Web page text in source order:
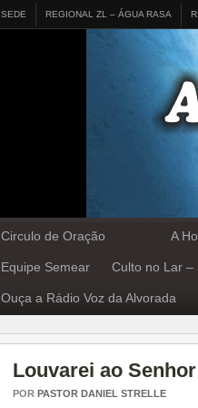
SEDE REGIONAL ZL – ÁGUA RASA
Circulo de Oração A
Equipe Semear Culto no Lar –
Ouça a Rádio Voz da Alvorada
Louvarei ao Senhor
POR PASTOR DANIEL STRELLE